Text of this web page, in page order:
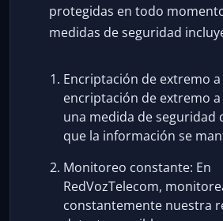
protegidas en todo
medidas de seguridad
Encriptación de extremo
encriptación de extremo
una medida de seguridad
que la información se
Monitoreo constante: En
RedVozTelecom,
constantemente nuestra